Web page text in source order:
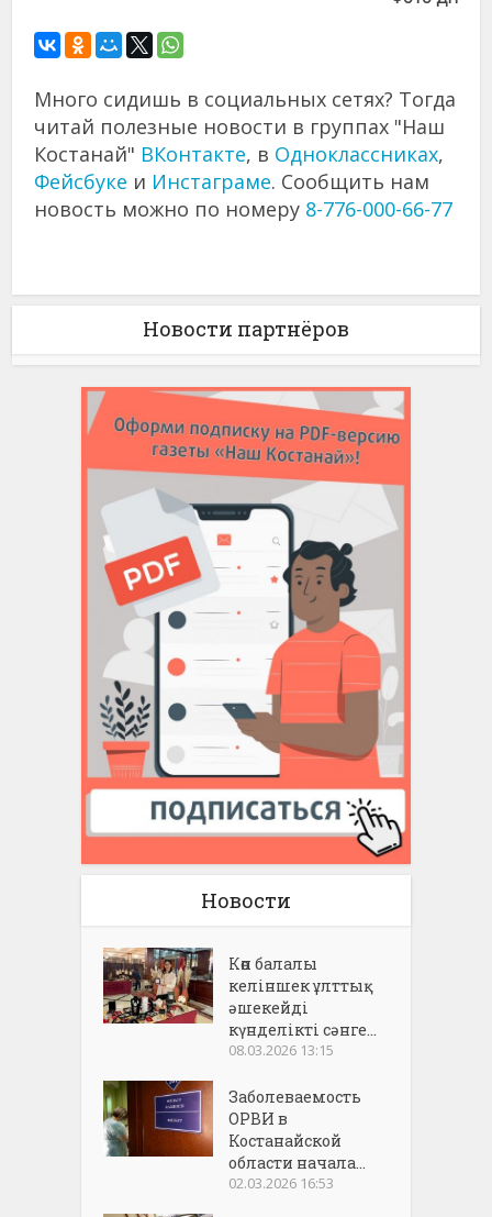
Много сидишь в социальных сетях? Тогда
читай полезные новости в группах "Наш
Костанай" ВКонтакте, в Одноклассниках,
Фейсбуке и Инстаграме. Сообщить нам
новость можно по номеру 8-776-000-66-77
Новости партнёров
Новости
Көп балалы
келіншек ұлттық
әшекейді
күнделікті сәнге...
08.03.2026 13:15
Заболеваемость
ОРВИ в
Костанайской
области начала...
02.03.2026 16:53